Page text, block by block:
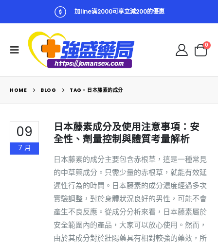
加line滿2000可享立減200的優惠
0
HOME BLOG TAG - 日本藤素的成分
09
7 月
日本藤素成分及使用注意事項：安
全性、劑量控制與體質考量解析
日本藤素的成分主要包含赤根草，這是一種常見
的中草藥成分。只需少量的赤根草，就能有效延
遲性行為的時間。日本藤素的成分濃度經過多次
實驗調整，對於身體狀況良好的男性，可能不會
產生不良反應。從成分分析來看，日本藤素屬於
安全範圍內的產品，大家可以放心使用。然而，
由於其成分對於壯陽藥具有相對較強的藥效，所